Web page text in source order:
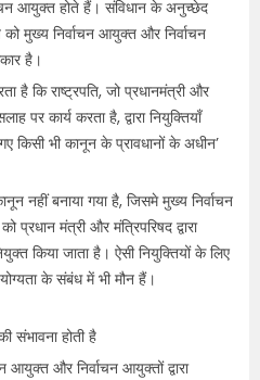
आयुक्त होते हैं। संविधान के अनुच्छेद
मुख्य निर्वाचन आयुक्त और निर्वाचन
है।
है कि राष्ट्रपति, जो प्रधानमंत्री और
पर कार्य करता है, द्वारा नियुक्तियाँ
किसी भी कानून के प्रावधानों के अधीन’
नहीं बनाया गया है, जिसमे मुख्य निर्वाचन
मंत्री और मंत्रिपरिषद द्वारा
किया जाता है। ऐसी नियुक्तियों के लिए
के संबंध में भी मौन हैं।
संभावना होती है
आयुक्त और निर्वाचन आयुक्तों द्वारा